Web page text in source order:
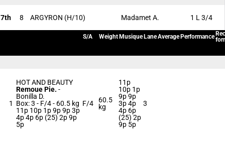
7th 8 ARGYRON (H/10) Madamet A. 1 L 3/4
S/A Weight Musique LaneAverage Performance
1
HOT AND BEAUTY
Remoue Pie. -
Bonilla D.
Box: 3 - F/4 - 60.5 kg
11p 10p 1p 9p 9p 3p
4p 4p 6p (25) 2p 9p
5p
F/4
60.5
kg
11p
10p 1p
9p 9p
3p 4p
4p 6p
(25) 2p
9p 5p
3